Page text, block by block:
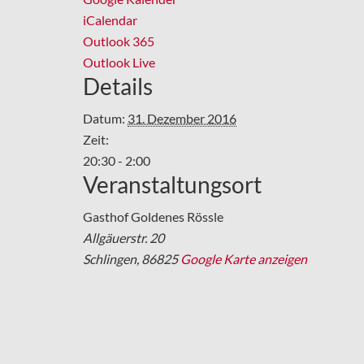
iCalendar
Outlook 365
Outlook Live
Details
Datum: 31. Dezember 2016
Zeit:
20:30 - 2:00
Veranstaltungsort
Gasthof Goldenes Rössle
Allgäuerstr. 20
Schlingen, 86825 Google Karte anzeigen